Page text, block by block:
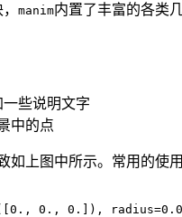
manim内置了丰富的各类
些说明文字
中的点
如上图中所示。常用的使
0., 0.]),